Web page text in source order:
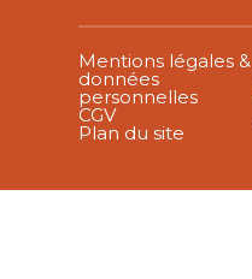
Mentions légales &
données
personnelles
CGV
Plan du site